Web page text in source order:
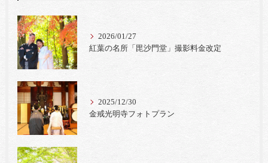
2026/01/27
紅葉の名所「毘沙門堂」撮影料金改定
2025/12/30
金戒光明寺フォトプラン